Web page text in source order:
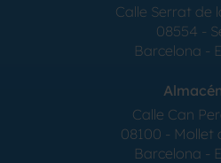
Calle Serrat de
08554 -
Barcelona -
Calle Can
08100 - Mollet
Barcelona -